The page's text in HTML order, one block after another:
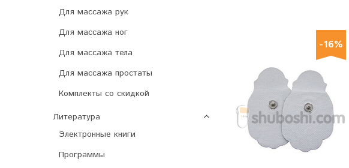
Для массажа рук
Для массажа ног
Для массажа тела
Для массажа простаты
Комплекты со скидкой
Литература
Электронные книги
Программы
-16%